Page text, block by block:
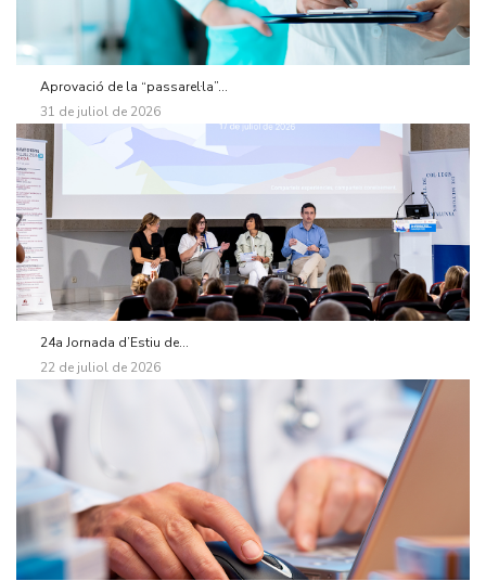
Aprovació de la “passarel·la”...
31 de juliol de 2026
24a Jornada d’Estiu de...
22 de juliol de 2026